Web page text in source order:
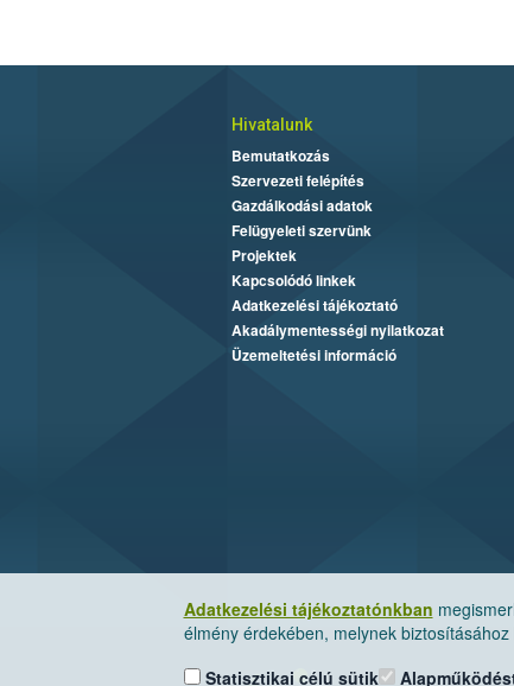
Adatkezelési tájékoztatónkban
élmény érdekében, melynek
Statisztikai célú sütik
Hivatalunk
Bemutatkozás
Szervezeti felépítés
Gazdálkodási adatok
Felügyeleti szervünk
Projektek
Kapcsolódó linkek
Adatkezelési tájékoztató
Akadálymentességi nyilatkozat
Üzemeltetési információ